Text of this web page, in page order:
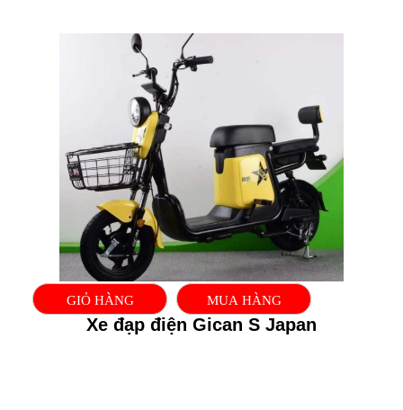
GIỎ HÀNG MUA HÀNG
Xe đạp điện Gican S Japan